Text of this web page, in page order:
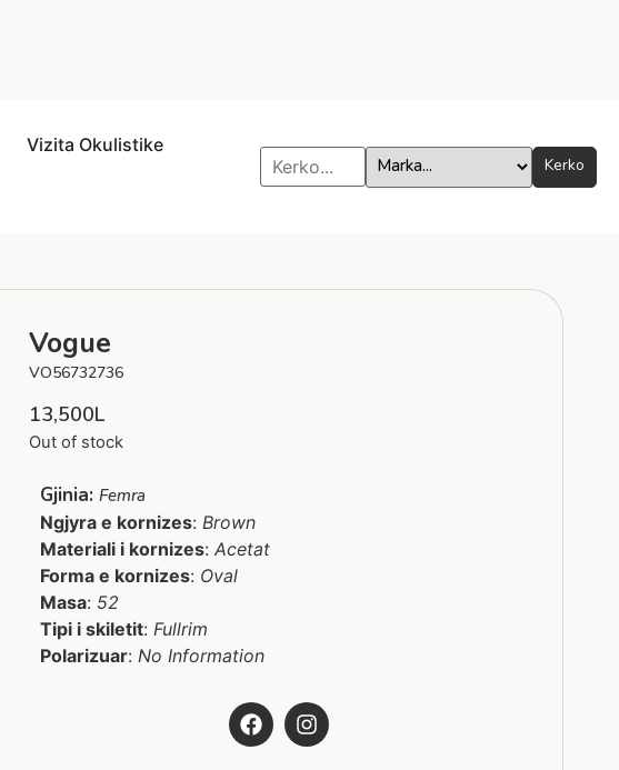
Vizita Okulistike
Kerko
Vogue
VO56732736
13,500L
Out of stock
Gjinia:Femra
Ngjyra e kornizes:Brown
Materiali i kornizes:Acetat
Forma e kornizes: Oval
Masa: 52
Tipi i skiletit:Fullrim
Polarizuar:No Information